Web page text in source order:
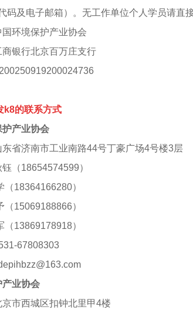
码及电子邮箱）。无工作单位个人学员请直
环境保护产业协会
银行北京百万庄支行
k8的联系方式
护产业协会
东省济南市工业南路44号丁豪广场4号楼3层
（18654574599）
18364166280）
（15069188866）
（13869178918）
67808303
epihbzz@163.com
产业协会
市西城区扣钟北里甲4楼